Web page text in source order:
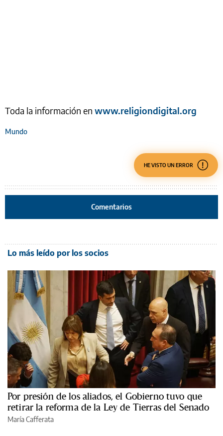
Toda la información en www.religiondigital.org
Mundo
HE VISTO UN ERROR
Comentarios
Lo más leído por los socios
Por presión de los aliados, el Gobierno tuvo que
retirar la reforma de la Ley de Tierras del Senado
María Cafferata